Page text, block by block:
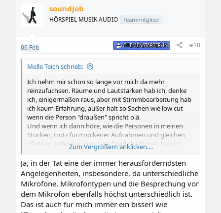
n
soundjob
HÖRSPIEL MUSIK AUDIO Teammitglied
06 Feb THEMENSTARTER/IN #18
Melle Teich schrieb:
Ich nehm mir schon so lange vor mich da mehr
reinzufuchsen. Räume und Lautstärken hab ich, denke
ich, einigermaßen raus, aber mit Stimmbearbeitung hab
ich kaum Erfahrung, außer halt so Sachen wie low cut
wenn die Person "draußen" spricht o.ä.
Und wenn ich dann höre, wie die Personen in meinen
Stücken, trotz furztrockener Aufnahmen und gleichen
Effekten, teilweise so unterschiedlich klingen, hab ich
immer das Gefühl, da steh ich noch vor nem Berg und
kenn das Sesam-öffne-dich nicht.
Das will ich lernen!
Zum Vergrößern anklicken....
Ja, in der Tat eine der immer herausforderndsten
Angelegenheiten, insbesondere, da unterschiedliche
Mikrofone, Mikrofontypen und die Besprechung vor
dem Mikrofon ebenfalls höchst unterschiedlich ist.
Das ist auch für mich immer ein bisserl wie